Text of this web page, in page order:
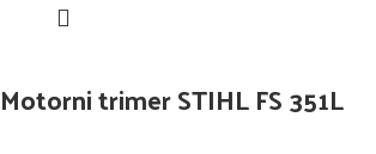
Motorni trimer STIHL FS 351L